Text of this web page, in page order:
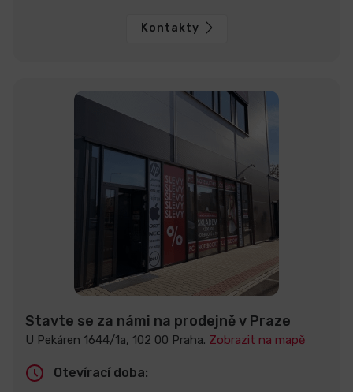
Kontakty
Stavte se za námi na prodejně v Praze
U Pekáren 1644/1a, 102 00 Praha. Zobrazit na mapě
Otevírací doba: